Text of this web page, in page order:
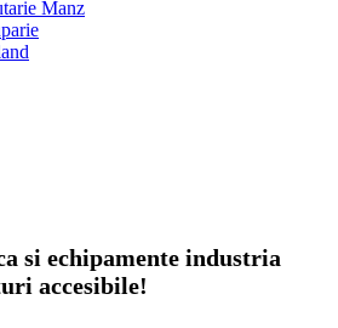
Manz
si echipamente industria
accesibile!